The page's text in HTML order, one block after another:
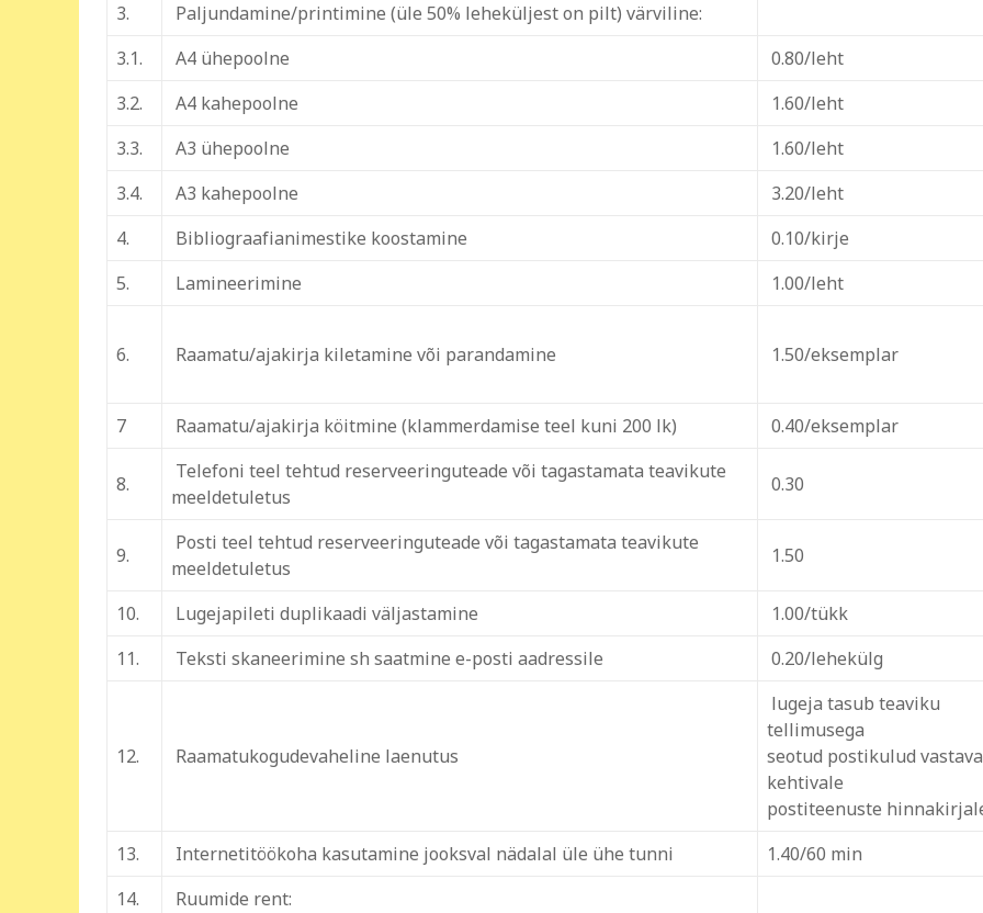
3.
Paljundamine/printimine (üle 50% leheküljest on pilt) värviline:
3.1.
A4 ühepoolne
0.80/leht
3.2.
A4 kahepoolne
1.60/leht
3.3.
A3 ühepoolne
1.60/leht
3.4.
A3 kahepoolne
3.20/leht
4.
Bibliograafianimestike koostamine
0.10/kirje
5.
Lamineerimine 1.00/leht
6. Raamatu/ajakirja kiletamine või parandamine 1.50/eksemplar
7 Raamatu/ajakirja köitmine (klammerdamise teel kuni 200 lk) 0.40/eksemplar
8.
Telefoni teel tehtud reserveeringuteade või tagastamata teavikute
meeldetuletus
0.30
9.
Posti teel tehtud reserveeringuteade või tagastamata teavikute
meeldetuletus
1.50
10. Lugejapileti duplikaadi väljastamine
1.00/tükk
11.
Teksti skaneerimine sh saatmine e-posti aadressile 0.20/lehekülg
12. Raamatukogudevaheline laenutus
lugeja tasub teaviku
tellimusega
seotud postikulud
kehtivale
postiteenuste
13.
Internetitöökoha kasutamine jooksval nädalal üle ühe tunni
1.40/60 min
14.
Ruumide rent: